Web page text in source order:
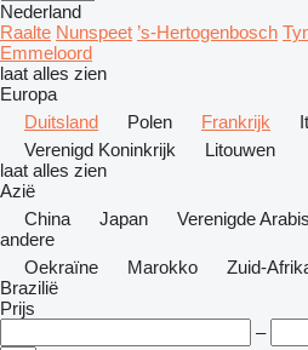
Nederland
Raalte Nunspeet ’s-Hertogenbosch
Emmeloord
laat alles zien
Europa
Duitsland
Polen Frankrijk
Verenigd Koninkrijk
Litouwen
laat alles zien
Azië
China
Japan
Verenigde
andere
Oekraïne
Marokko Zuid-
Brazilië
Prijs
–